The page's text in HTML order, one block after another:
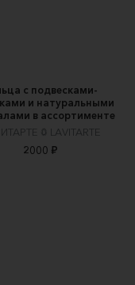
с подвесками-
и натуральными
в ассортименте
𖤖 LAVITARTE
2000 ₽